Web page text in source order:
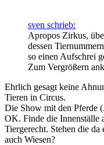
sven schrieb:
Apropos Zirkus,
dessen
so einen Aufschrei
Zum Vergrößern
Ehrlich gesagt keine
Tieren in Circus.
Die Show mit den Pferde
OK. Finde die Innenställe
Tiergerecht. Stehen die
auch Wiesen?